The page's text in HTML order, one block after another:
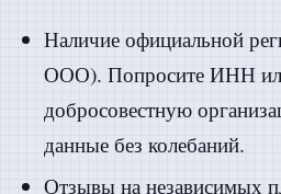
Наличие официальной
ООО). Попросите ИНН
добросовестную
данные без колебаний.
Отзывы на независимых